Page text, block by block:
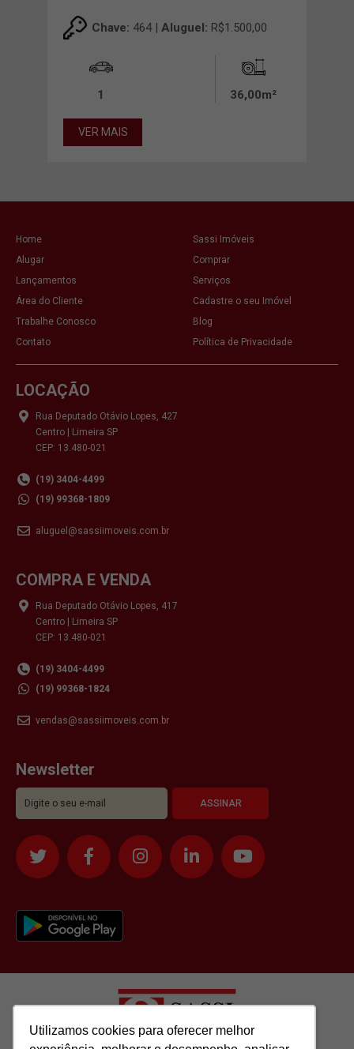
Utilizamos cookies para oferecer melhor
Utilizamos cookies para oferecer melhor
Chave: 464 | Aluguel: R$1.500,00
1 36,00m²
VER MAIS
Home
Sassi Imóveis
Alugar
Comprar
Lançamentos
Serviços
Área do Cliente
Cadastre o seu Imóvel
Trabalhe Conosco
Blog
Contato
Política de Privacidade
LOCAÇÃO
Rua Deputado Otávio Lopes, 427
Centro | Limeira SP
CEP: 13.480-021
(19) 3404-4499
(19) 99368-1809
aluguel@sassiimoveis.com.br
COMPRA E VENDA
Rua Deputado Otávio Lopes, 417
Centro | Limeira SP
CEP: 13.480-021
(19) 3404-4499
(19) 99368-1824
vendas@sassiimoveis.com.br
Newsletter